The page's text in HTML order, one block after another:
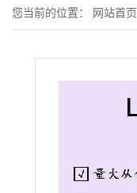
您当前的位置： 网站首页